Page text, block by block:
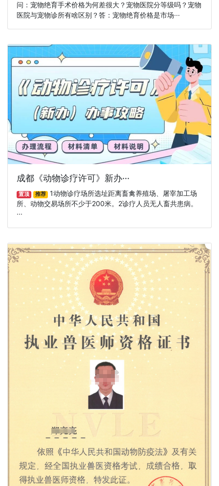
问：宠物绝育手术价格为何差很大？宠物医院分等级吗？宠物
医院与宠物诊所有啥区别？答：宠物绝育价格是市场···
成都《动物诊疗许可》新办···
置顶 推荐
1动物诊疗场所选址距离畜禽养殖场、屠宰加工场
所、动物交易场所不少于200米。2诊疗人员无人畜共患病。
···